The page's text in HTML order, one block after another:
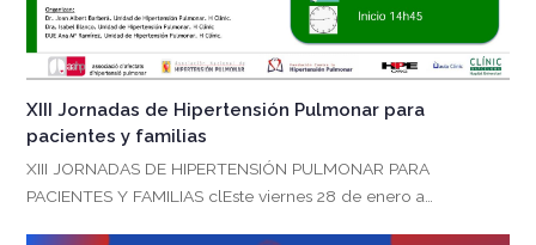
XIII Jornadas de Hipertensión Pulmonar para
pacientes y familias
XIII JORNADAS DE HIPERTENSIÓN PULMONAR PARA
PACIENTES Y FAMILIAS clEste viernes 28 de enero a…